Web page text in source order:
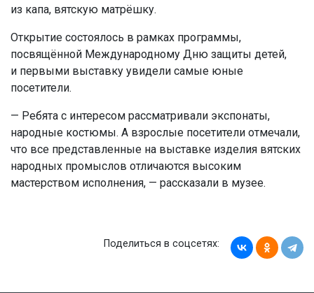
из капа, вятскую матрёшку.
Открытие состоялось в рамках программы,
посвящённой Международному Дню защиты детей,
и первыми выставку увидели самые юные
посетители.
— Ребята с интересом рассматривали экспонаты,
народные костюмы. А взрослые посетители отмечали,
что все представленные на выставке изделия вятских
народных промыслов отличаются высоким
мастерством исполнения, — рассказали в музее.
Поделиться в соцсетях: